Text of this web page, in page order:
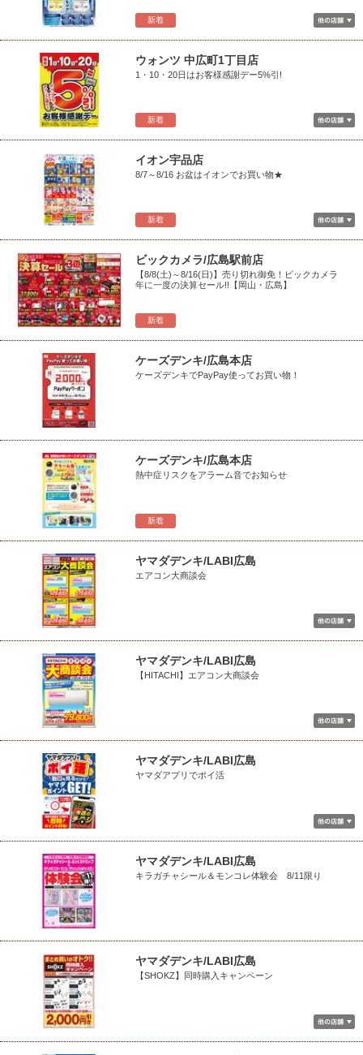
新着
新着
ウォンツ 中広町1丁目店
1・10・20日はお客様感謝デー5%引!
新着
イオン宇品店
8/7～8/16 お盆はイオンでお買い物★
新着
ビックカメラ/広島駅前店
【8/8(土)～8/16(日)】売り切れ御免！ビックカメラ
年に一度の決算セール!!【岡山・広島】
ケーズデンキ/広島本店
ケーズデンキでPayPay使ってお買い物！
新着
ケーズデンキ/広島本店
熱中症リスクをアラーム音でお知らせ
ヤマダデンキ/LABI広島
エアコン大商談会
ヤマダデンキ/LABI広島
【HITACHI】エアコン大商談会
ヤマダデンキ/LABI広島
ヤマダアプリでポイ活
ヤマダデンキ/LABI広島
キラガチャシール＆モンコレ体験会 8/11限り
ヤマダデンキ/LABI広島
【SHOKZ】同時購入キャンペーン